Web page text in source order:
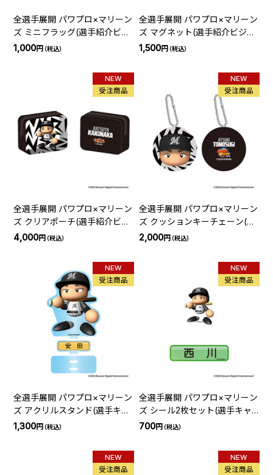
全選手展開 パワプロ×マリーン
ズ ミニフラッグ(選手紹介ビジ
ョン)
1,000円（税込）
全選手展開 パワプロ×マリーン
ズ マグネット(選手紹介ビジョ
ン)
1,500円（税込）
NEW
受注商品
全選手展開 パワプロ×マリーン
ズ クリアポーチ(選手紹介ビジ
ョン)
4,000円（税込）
NEW
受注商品
全選手展開 パワプロ×マリーン
ズ クッションキーチェーン(選
手紹介ビジョン)
2,000円（税込）
NEW
受注商品
全選手展開 パワプロ×マリーン
ズ アクリルスタンド(選手キャ
ラクター)
1,300円（税込）
NEW
受注商品
全選手展開 パワプロ×マリーン
ズ シール2枚セット(選手キャ
ラクター)
700円（税込）
NEW
受注商品
NEW
受注商品